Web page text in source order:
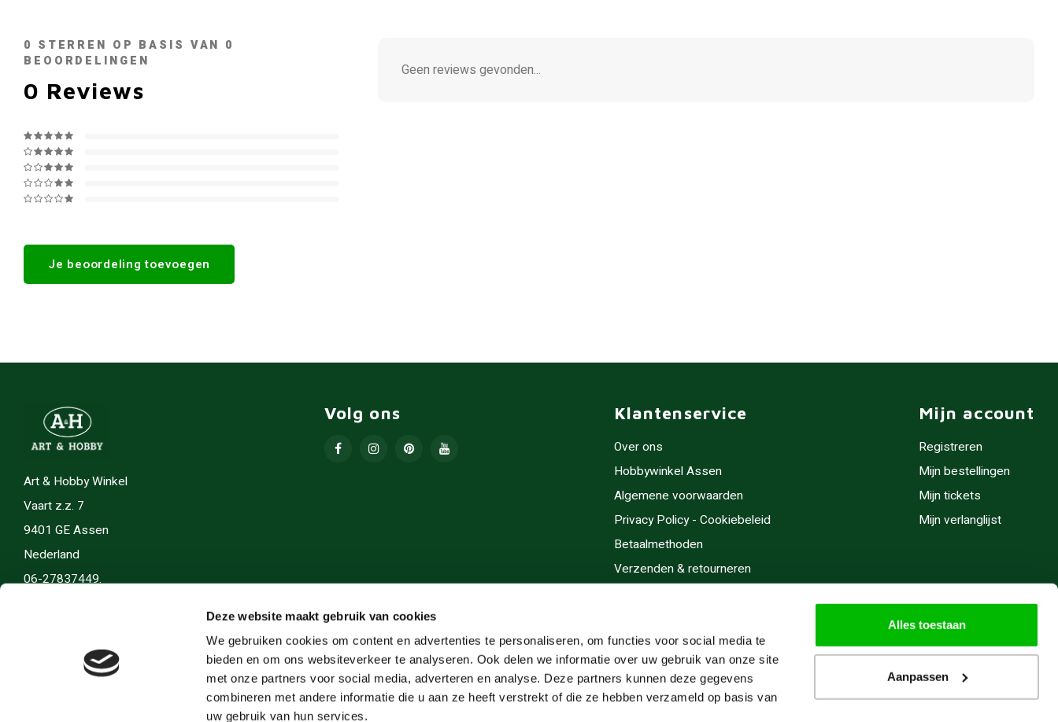
Deze website maakt gebruik van cookies
We gebruiken cookies om content en advertenties te personaliseren, om functies voor social media te
bieden en om ons websiteverkeer te analyseren. Ook delen we informatie over uw gebruik van onze site
met onze partners voor social media, adverteren en analyse. Deze partners kunnen deze gegevens
combineren met andere informatie die u aan ze heeft verstrekt of die ze hebben verzameld op basis van
uw gebruik van hun services.
Alles toestaan
Aanpassen
0 STERREN OP BASIS VAN 0
BEOORDELINGEN
0 Reviews
Je beoordeling toevoegen
Geen reviews gevonden...
Art & Hobby Winkel
Vaart z.z. 7
9401 GE Assen
Nederland
06-27837449.
Volg ons Klantenservice
Over ons
Hobbywinkel Assen
Algemene voorwaarden
Privacy Policy - Cookiebeleid
Betaalmethoden
Verzenden & retourneren
Cadeaubonnen
Inlijsten
Servicegebieden
Mijn account
Registreren
Mijn bestellingen
Mijn tickets
Mijn verlanglijst